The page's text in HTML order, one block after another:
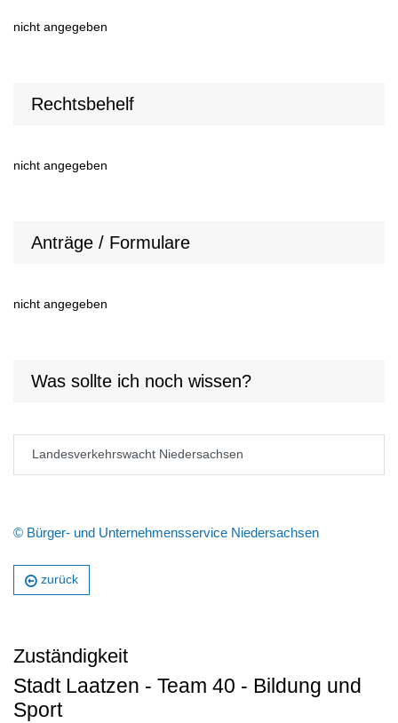
nicht angegeben
Rechtsbehelf
nicht angegeben
Anträge / Formulare
nicht angegeben
Was sollte ich noch wissen?
Landesverkehrswacht Niedersachsen
© Bürger- und Unternehmensservice Niedersachsen
zurück
Zuständigkeit
Stadt Laatzen - Team 40 - Bildung und
Sport